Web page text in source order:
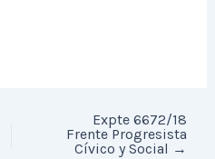
Expte 6672/18
Frente Progresista
Cívico y Social →